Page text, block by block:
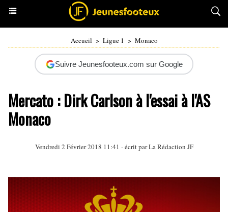
Accueil > Ligue 1 > Monaco
Suivre Jeunesfooteux.com sur Google
Mercato : Dirk Carlson à l'essai à l'AS
Monaco
Vendredi 2 Février 2018 11:41 - écrit par La Rédaction JF